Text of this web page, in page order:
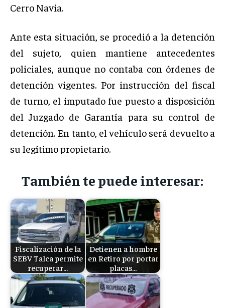
Cerro Navia.
Ante esta situación, se procedió a la detención
del sujeto, quien mantiene antecedentes
policiales, aunque no contaba con órdenes de
detención vigentes. Por instrucción del fiscal
de turno, el imputado fue puesto a disposición
del Juzgado de Garantía para su control de
detención. En tanto, el vehículo será devuelto a
su legítimo propietario.
También te puede interesar:
Fiscalización de la
SEBV Talca permite
recuperar…
Detienen a hombre
en Retiro por portar
placas…